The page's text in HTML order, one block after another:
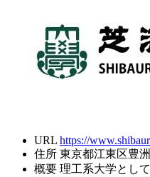
URL https://
住所 東京都江東区豊
概要 理工系大学とし